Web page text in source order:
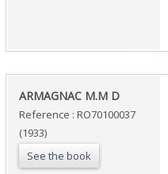
‎ARMAGNAC M.M D‎
Reference : RO70100037
(1933)
See the book